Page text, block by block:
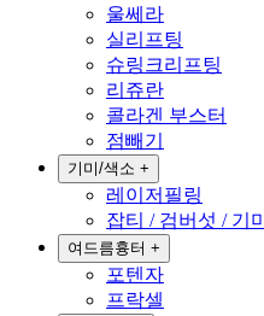
울쎄라
실리프팅
슈링크리프팅
리쥬란
콜라겐 부스터
점빼기
기미/색소 +
레이저필링
잡티 / 검버섯 / 기미
여드름흉터 +
포텐자
프락셀